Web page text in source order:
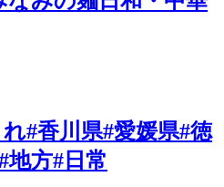
#香川県#愛媛県#徳
地方#日常